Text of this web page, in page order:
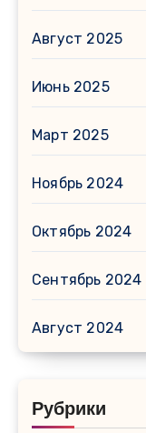
Август 2025
Июнь 2025
Март 2025
Ноябрь 2024
Октябрь 2024
Сентябрь 2024
Август 2024
Рубрики